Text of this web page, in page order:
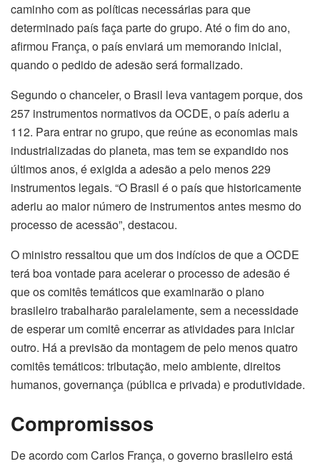
caminho com as políticas necessárias para que
determinado país faça parte do grupo. Até o fim do ano,
afirmou França, o país enviará um memorando inicial,
quando o pedido de adesão será formalizado.
Segundo o chanceler, o Brasil leva vantagem porque, dos
257 instrumentos normativos da OCDE, o país aderiu a
112. Para entrar no grupo, que reúne as economias mais
industrializadas do planeta, mas tem se expandido nos
últimos anos, é exigida a adesão a pelo menos 229
instrumentos legais. “O Brasil é o país que historicamente
aderiu ao maior número de instrumentos antes mesmo do
processo de acessão”, destacou.
O ministro ressaltou que um dos indícios de que a OCDE
terá boa vontade para acelerar o processo de adesão é
que os comitês temáticos que examinarão o plano
brasileiro trabalharão paralelamente, sem a necessidade
de esperar um comitê encerrar as atividades para iniciar
outro. Há a previsão da montagem de pelo menos quatro
comitês temáticos: tributação, meio ambiente, direitos
humanos, governança (pública e privada) e produtividade.
Compromissos
De acordo com Carlos França, o governo brasileiro está